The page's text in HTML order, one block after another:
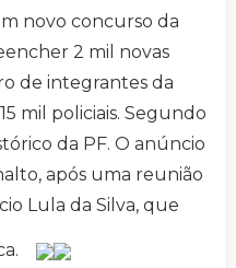
novo concurso da
2 mil novas
de integrantes da
mil policiais. Segundo
da PF. O anúncio
após uma reunião
Lula da Silva, que